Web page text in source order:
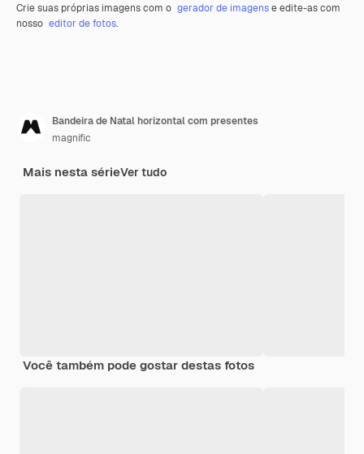
Crie suas próprias imagens com o gerador de imagense edite-as com
nosso editor de fotos.
Bandeira de Natal horizontal com presentes
magnific
Mais nesta sérieVer tudo
Você também pode gostar destas fotos